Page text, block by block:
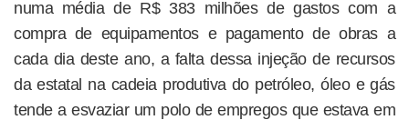
numa média de R$ 383 milhões de gastos com a
compra de equipamentos e pagamento de obras a
cada dia deste ano, a falta dessa injeção de recursos
da estatal na cadeia produtiva do petróleo, óleo e gás
tende a esvaziar um polo de empregos que estava em